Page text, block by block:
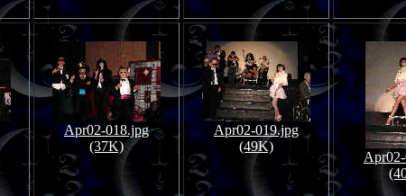
Apr02-018.jpg
(37K)
Apr02-019.jpg
(49K)